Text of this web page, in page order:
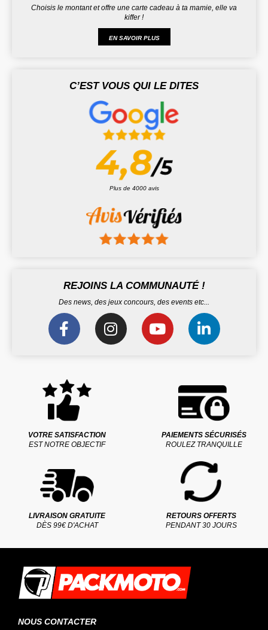
Choisis le montant et offre une carte cadeau à ta mamie, elle va
kiffer !
EN SAVOIR PLUS
C’EST VOUS QUI LE DITES
Plus de 4000 avis
REJOINS LA COMMUNAUTÉ !
Des news, des jeux concours, des events etc...
VOTRE SATISFACTION
EST NOTRE OBJECTIF
PAIEMENTS SÉCURISÉS
ROULEZ TRANQUILLE
LIVRAISON GRATUITE
DÈS 99€ D'ACHAT
RETOURS OFFERTS
PENDANT 30 JOURS
NOUS CONTACTER